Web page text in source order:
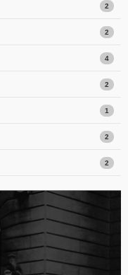
2
2
4
2
1
2
2